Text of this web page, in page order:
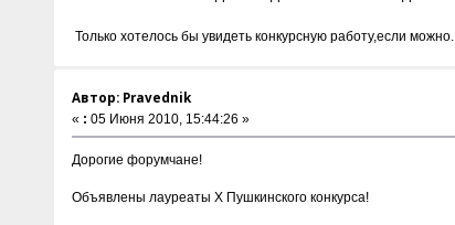
Только хотелось бы увидеть конкурсную работу,если можно.
Автор: Pravednik
« : 05 Июня 2010, 15:44:26 »
Дорогие форумчане!
Объявлены лауреаты Х Пушкинского конкурса!